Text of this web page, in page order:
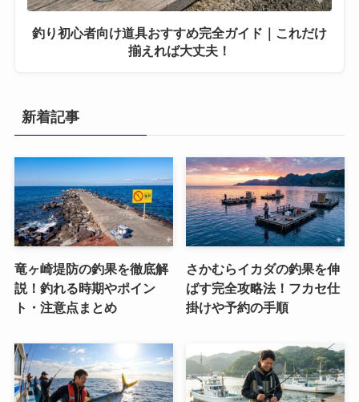
釣り初心者向け道具おすすめ完全ガイド｜これだけ
揃えれば大丈夫！
新着記事
竜ヶ崎堤防の釣果を徹底解
説！釣れる時期やポイン
ト・注意点まとめ
さかむらイカダの釣果を伸
ばす完全攻略法！フカセ仕
掛けや予約の手順